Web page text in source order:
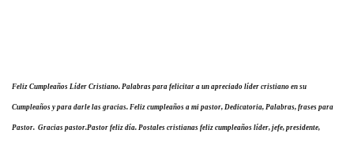
Feliz Cumpleaños Líder Cristiano. Palabras para felicitar a un apreciado líder cristiano en su
Cumpleaños y para darle las gracias. Feliz cumpleaños a mi pastor, Dedicatoria, Palabras, frases para
Pastor. Gracias pastor.Pastor feliz día. Postales cristianas feliz cumpleaños líder, jefe, presidente,